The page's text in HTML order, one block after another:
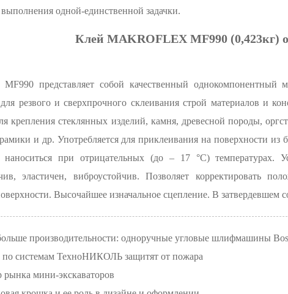
одной-единственной задачки.
Клей MAKROFLEX MF990 (0,423кг)
представляет собой качественный
резвого и сверхпрочного склеивания строй материалов и
крепления стеклянных изделий, камня, древесной породы,
и др. Употребляется для приклеивания на поверхности из
при отрицательных (до – 17 °C) температурах.
эластичен, виброустойчив. Позволяет корректировать
Высочайшее изначальное сцепление. В затвердевшем
производительности: одноручные угловые шлифмашины
системам ТехноНИКОЛЬ защитят от пожара
рынка мини-экскаваторов